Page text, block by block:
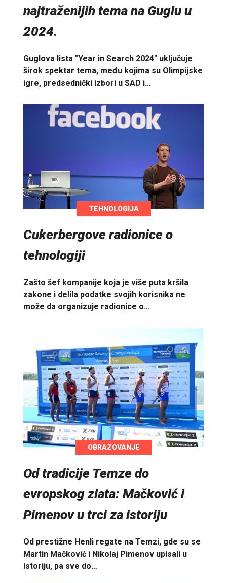
najtraženijih tema na Guglu u
2024.
Guglova lista "Year in Search 2024" uključuje
širok spektar tema, među kojima su Olimpijske
igre, predsednički izbori u SAD i…
TEHNOLOGIJA
Cukerbergove radionice o
tehnologiji
Zašto šef kompanije koja je više puta kršila
zakone i delila podatke svojih korisnika ne
može da organizuje radionice o…
OBRAZOVANJE
Od tradicije Temze do
evropskog zlata: Mačković i
Pimenov u trci za istoriju
Od prestižne Henli regate na Temzi, gde su se
Martin Mačković i Nikolaj Pimenov upisali u
istoriju, pa sve do…